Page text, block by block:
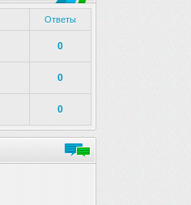
Ответы
0
0
0